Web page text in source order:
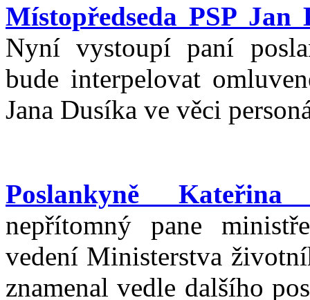
Místopředseda PSP Jan
Nyní vystoupí paní
bude interpelovat
Jana Dusíka ve věci
Poslankyně Kateřina
nepřítomný pane
vedení Ministerstva
znamenal vedle dalšího